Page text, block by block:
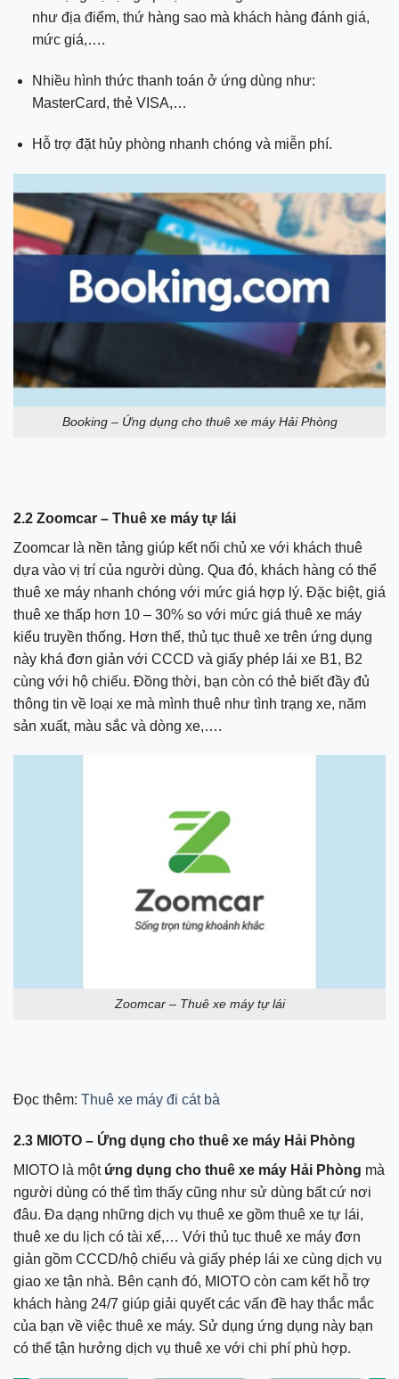
như địa điểm, thứ hàng sao mà khách hàng đánh giá,
mức giá,….
Nhiều hình thức thanh toán ở ứng dùng như:
MasterCard, thẻ VISA,…
Hỗ trợ đặt hủy phòng nhanh chóng và miễn phí.
Booking – Ứng dụng cho thuê xe máy Hải Phòng
2.2 Zoomcar – Thuê xe máy tự lái
Zoomcar là nền tảng giúp kết nối chủ xe với khách thuê
dựa vào vị trí của người dùng. Qua đó, khách hàng có thể
thuê xe máy nhanh chóng với mức giá hợp lý. Đặc biệt, giá
thuê xe thấp hơn 10 – 30% so với mức giá thuê xe máy
kiểu truyền thống. Hơn thế, thủ tục thuê xe trên ứng dụng
này khá đơn giản với CCCD và giấy phép lái xe B1, B2
cùng với hộ chiếu. Đồng thời, bạn còn có thẻ biết đầy đủ
thông tin về loại xe mà mình thuê như tình trạng xe, năm
sản xuất, màu sắc và dòng xe,….
Zoomcar – Thuê xe máy tự lái
Đọc thêm: Thuê xe máy đi cát bà
2.3 MIOTO – Ứng dụng cho thuê xe máy Hải Phòng
MIOTO là mộtứng dụng cho thuê xe máy Hải Phòng mà
người dùng có thể tìm thấy cũng như sử dùng bất cứ nơi
đâu. Đa dạng những dịch vụ thuê xe gồm thuê xe tự lái,
thuê xe du lịch có tài xế,… Với thủ tục thuê xe máy đơn
giản gồm CCCD/hộ chiếu và giấy phép lái xe cùng dịch vụ
giao xe tận nhà. Bên cạnh đó, MIOTO còn cam kết hỗ trợ
khách hàng 24/7 giúp giải quyết các vấn đề hay thắc mắc
của bạn về việc thuê xe máy. Sử dụng ứng dụng này bạn
có thể tận hưởng dịch vụ thuê xe với chi phí phù hợp.